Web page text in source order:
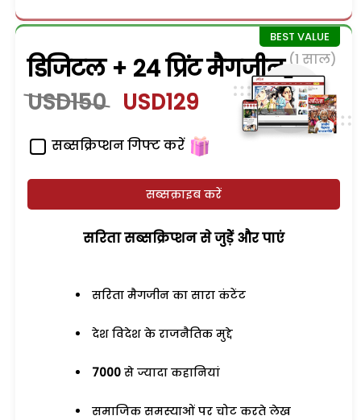
डिजिटल + 24 प्रिंट मैगजीन (1 साल)
USD150 USD129
सब्सक्रिप्शन गिफ्ट करें
सब्सक्राइब करें
सरिता सब्सक्रिप्शन से जुड़ेें और पाएं
सरिता मैगजीन का सारा कंटेंट
देश विदेश के राजनैतिक मुद्दे
7000 से ज्यादा कहानियां
समाजिक समस्याओं पर चोट करते लेख